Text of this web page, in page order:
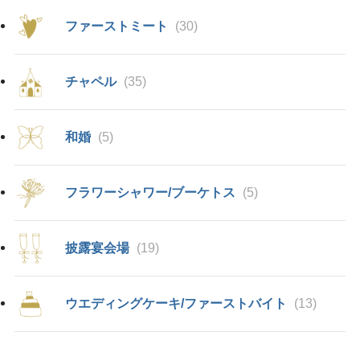
ファーストミート (30)
チャペル (35)
和婚 (5)
フラワーシャワー/ブーケトス (5)
披露宴会場 (19)
ウエディングケーキ/ファーストバイト (13)